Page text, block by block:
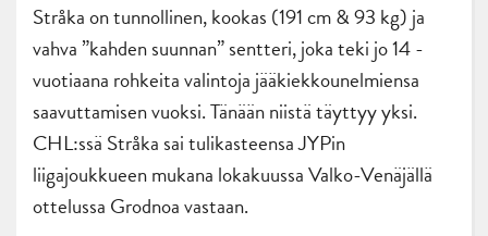
Stråka on tunnollinen, kookas (191 cm & 93 kg) ja
vahva ”kahden suunnan” sentteri, joka teki jo 14 -
vuotiaana rohkeita valintoja jääkiekkounelmiensa
saavuttamisen vuoksi. Tänään niistä täyttyy yksi.
CHL:ssä Stråka sai tulikasteensa JYPin
liigajoukkueen mukana lokakuussa Valko-Venäjällä
ottelussa Grodnoa vastaan.